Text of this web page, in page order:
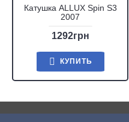
Катушка ALLUX Spin S3
2007
1292грн
КУПИТЬ